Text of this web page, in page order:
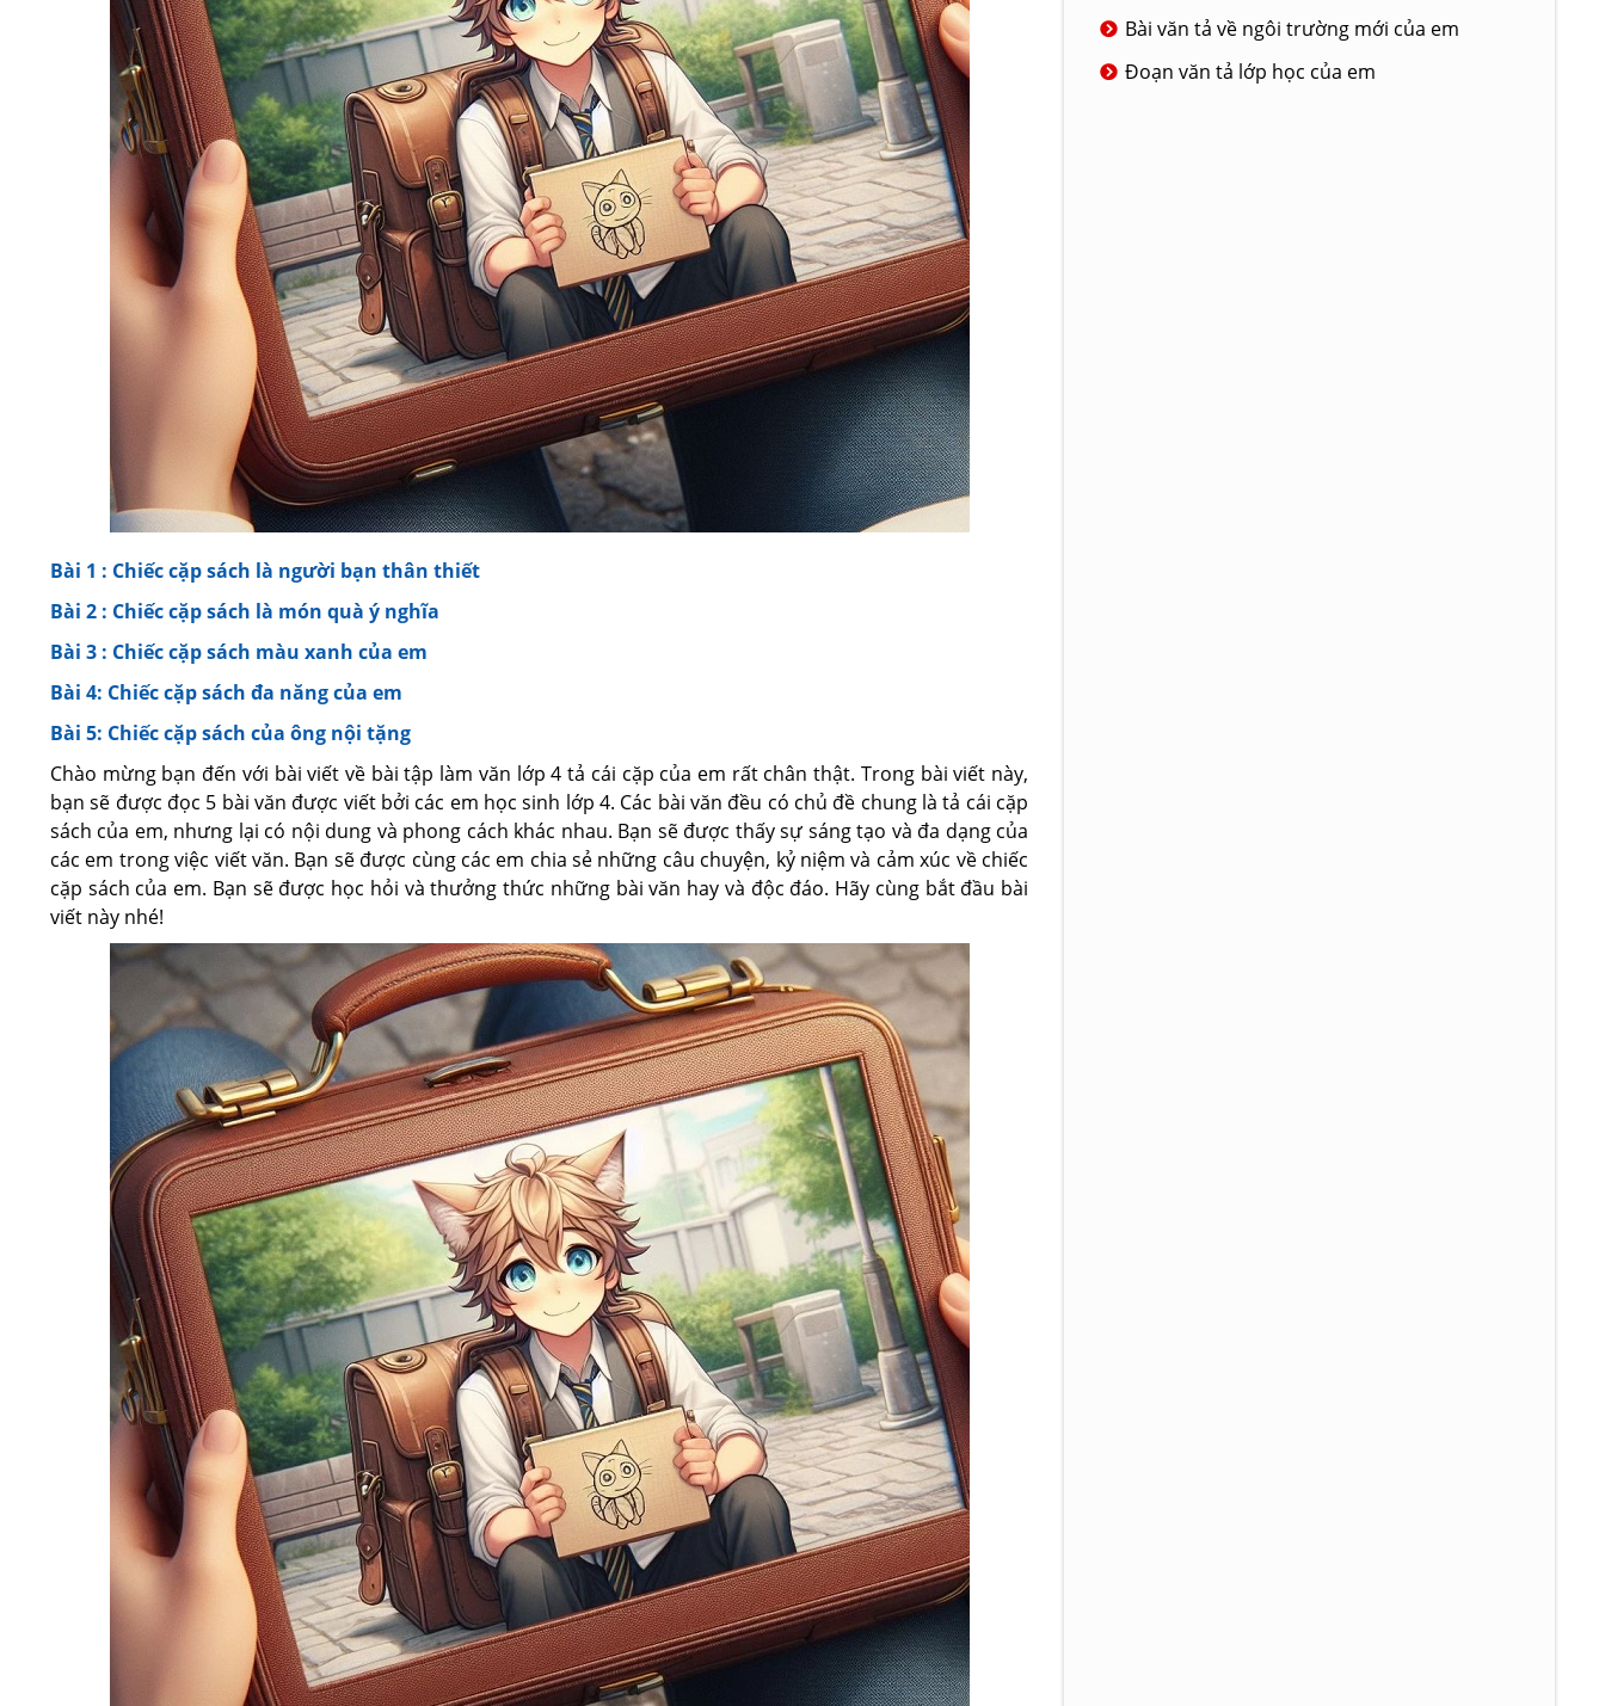
Bài 1 : Chiếc cặp sách là người bạn thân thiết
Bài 2 : Chiếc cặp sách là món quà ý nghĩa
Bài 3 : Chiếc cặp sách màu xanh của em
Bài 4: Chiếc cặp sách đa năng của em
Bài 5: Chiếc cặp sách của ông nội tặng
Chào mừng bạn đến với bài viết về bài tập làm văn lớp 4 tả cái cặp của em rất chân thật. Trong bài viết này,
bạn sẽ được đọc 5 bài văn được viết bởi các em học sinh lớp 4. Các bài văn đều có chủ đề chung là tả cái cặp
sách của em, nhưng lại có nội dung và phong cách khác nhau. Bạn sẽ được thấy sự sáng tạo và đa dạng của
các em trong việc viết văn. Bạn sẽ được cùng các em chia sẻ những câu chuyện, kỷ niệm và cảm xúc về chiếc
cặp sách của em. Bạn sẽ được học hỏi và thưởng thức những bài văn hay và độc đáo. Hãy cùng bắt đầu bài
viết này nhé!
Bài văn tả về ngôi trường mới của em
Đoạn văn tả lớp học của em